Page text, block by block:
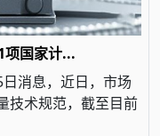
项国家计...
消息，近日，市场
技术规范，截至目前